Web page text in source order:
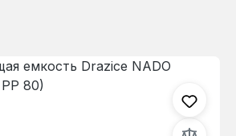
изображений